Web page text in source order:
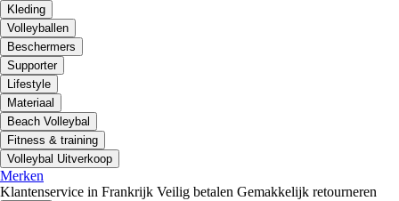
Kleding
Volleyballen
Beschermers
Supporter
Lifestyle
Materiaal
Beach Volleybal
Fitness & training
Volleybal Uitverkoop
Merken
Klantenservice in Frankrijk Veilig betalen Gemakkelijk retourneren